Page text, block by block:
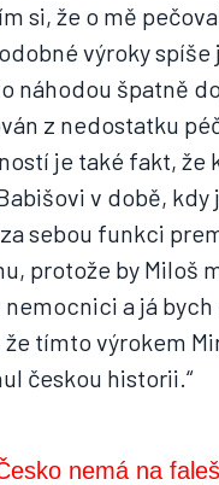
si, že o mě
výroky spíše
náhodou špatně
z nedostatku
je také fakt, že
v době, kdy
sebou funkci
protože by Miloš
a já bych
tímto výrokem
českou historii.“
nemá na